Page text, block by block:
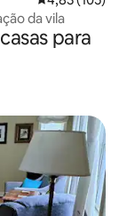
da vila
para